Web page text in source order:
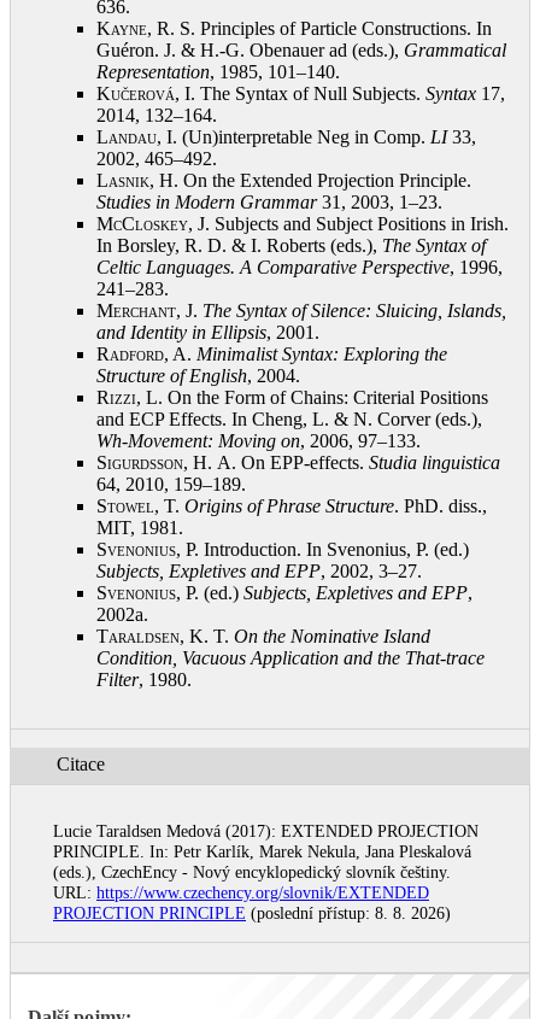
636.
Kayne, R. S. Principles of Particle Constructions. In
Guéron. J. & H.-G. Obenauer ad (eds.), Grammatical
Representation, 1985, 101–140.
Kučerová, I. The Syntax of Null Subjects. Syntax 17,
2014, 132–164.
Landau, I. (Un)interpretable Neg in Comp. LI33,
2002, 465–492.
Lasnik, H. On the Extended Projection Principle.
Studies in Modern Grammar31, 2003, 1–23.
McCloskey, J. Subjects and Subject Positions in Irish.
In Borsley, R. D. & I. Roberts (eds.), The Syntax of
Celtic Languages. A Comparative Perspective, 1996,
241–283.
Merchant, J. The Syntax of Silence: Sluicing, Islands,
and Identity in Ellipsis, 2001 .
Radford, A. Minimalist Syntax: Exploring the
Structure of English, 2004.
Rizzi, L. On the Form of Chains: Criterial Positions
and ECP Effects. In Cheng, L. & N. Corver (eds.),
Wh-Movement: Moving on, 2006, 97–133.
Sigurdsson, H. A. On EPP-effects. Studia linguistica
64, 2010, 159–189.
Stowel, T. Origins of Phrase Structure. PhD. diss.,
MIT, 1981 .
Svenonius, P. Introduction. In Svenonius, P. (ed.)
Subjects, Expletives and EPP, 2002, 3–27.
Svenonius, P. (ed.) Subjects, Expletives and EPP,
2002a.
Taraldsen, K. T. On the Nominative Island
Condition, Vacuous Application and the That-trace
Filter, 1980.
Citace
Lucie Taraldsen Medová (2017): EXTENDED PROJECTION
PRINCIPLE. In: Petr Karlík, Marek Nekula, Jana Pleskalová
(eds.), CzechEncy - Nový encyklopedický slovník češtiny.
URL: https://www.czechency.org/slovnik/EXTENDED
PROJECTION PRINCIPLE (poslední přístup: 8. 8. 2026)